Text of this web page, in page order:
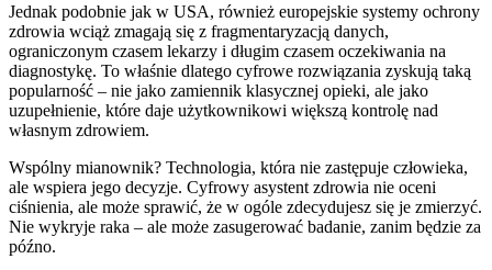
Jednak podobnie jak w USA, również europejskie systemy ochrony
zdrowia wciąż zmagają się z fragmentaryzacją danych,
ograniczonym czasem lekarzy i długim czasem oczekiwania na
diagnostykę. To właśnie dlatego cyfrowe rozwiązania zyskują taką
popularność – nie jako zamiennik klasycznej opieki, ale jako
uzupełnienie, które daje użytkownikowi większą kontrolę nad
własnym zdrowiem.
Wspólny mianownik? Technologia, która nie zastępuje człowieka,
ale wspiera jego decyzje. Cyfrowy asystent zdrowia nie oceni
ciśnienia, ale może sprawić, że w ogóle zdecydujesz się je zmierzyć.
Nie wykryje raka – ale może zasugerować badanie, zanim będzie za
późno.